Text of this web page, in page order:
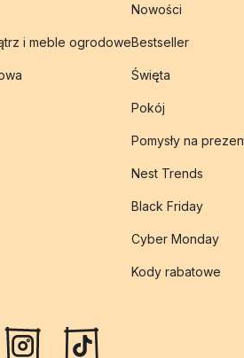
i meble ogrodowe
Nowości
Bestseller
Święta
Pokój
Pomysły na
Nest Trends
Black Friday
Cyber Monday
Kody rabatowe